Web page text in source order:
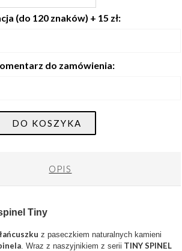
(do 120 znaków) + 15 zł:
do zamówienia:
DO KOSZYKA
OPIS
Tiny
z paseczkiem naturalnych kamieni
. Wraz z naszyjnikiem z serii TINY SPINEL